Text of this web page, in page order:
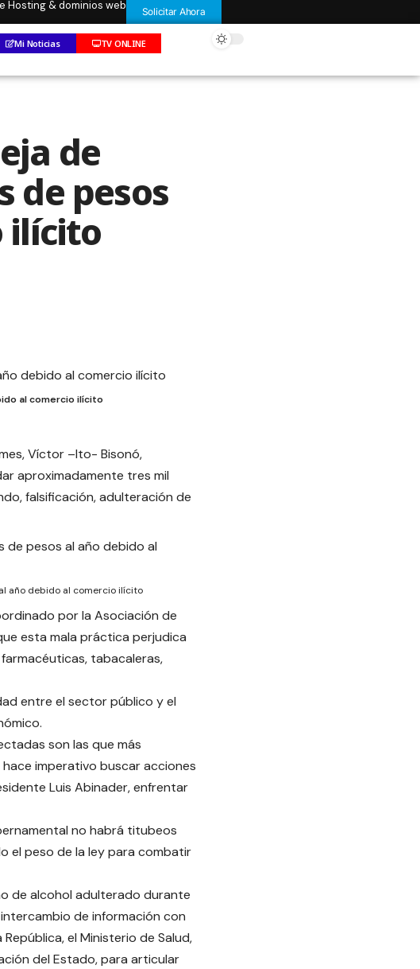
Hosting & dominios web Solicitar Ahora
Mi Noticias TV ONLINE
de
de pesos
ilícito
al comercio ilícito
Víctor –Ito- Bisonó,
aproximadamente tres mil
falsificación, adulteración de
año debido al comercio ilícito
por la Asociación de
esta mala práctica perjudica
tabacaleras,
entre el sector público y el
son las que más
imperativo buscar acciones
Luis Abinader, enfrentar
no habrá titubeos
el peso de la ley para combatir
de alcohol adulterado durante
de información con
el Ministerio de Salud,
del Estado, para articular